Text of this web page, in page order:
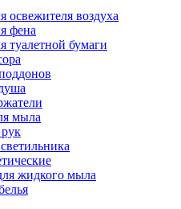
освежителя воздуха
фена
туалетной бумаги
мыла
жидкого мыла